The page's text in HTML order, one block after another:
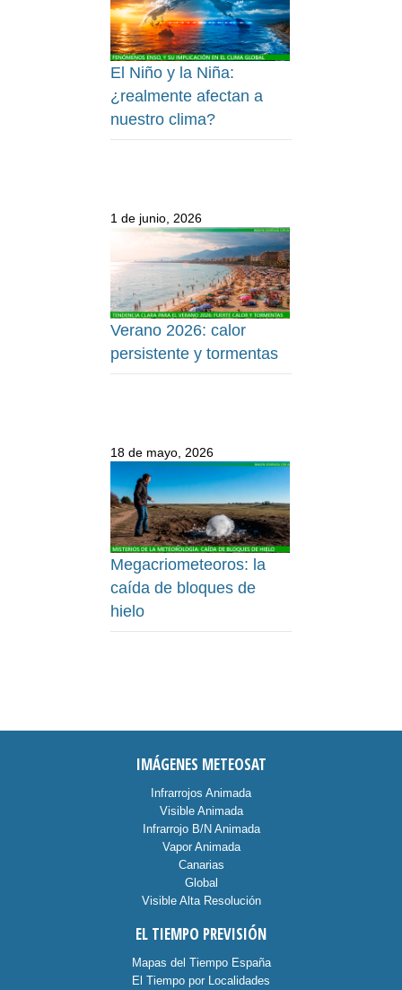
El Niño y la Niña:
¿realmente afectan a
nuestro clima?
1 de junio, 2026
Verano 2026: calor
persistente y tormentas
18 de mayo, 2026
Megacriometeoros: la
caída de bloques de
hielo
IMÁGENES METEOSAT
Infrarrojos Animada
Visible Animada
Infrarrojo B/N Animada
Vapor Animada
Canarias
Global
Visible Alta Resolución
EL TIEMPO PREVISIÓN
Mapas del Tiempo España
El Tiempo por Localidades